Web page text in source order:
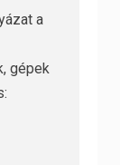
a
gépek